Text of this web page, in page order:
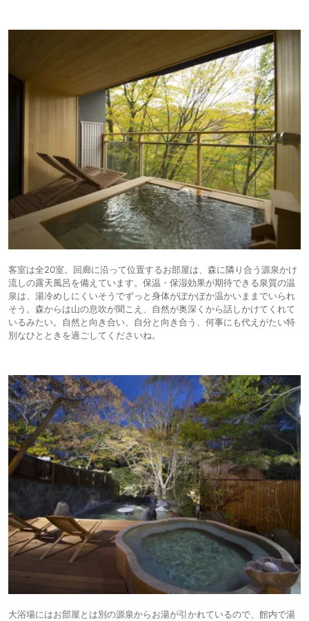
客室は全20室。回廊に沿って位置するお部屋は、森に隣り合う源泉かけ
流しの露天風呂を備えています。保温・保湿効果が期待できる泉質の温
泉は、湯冷めしにくいそうでずっと身体がぽかぽか温かいままでいられ
そう。森からは山の息吹が聞こえ、自然が奥深くから話しかけてくれて
いるみたい。自然と向き合い、自分と向き合う、何事にも代えがたい特
別なひとときを過ごしてくださいね。
大浴場にはお部屋とは別の源泉からお湯が引かれているので、館内で湯